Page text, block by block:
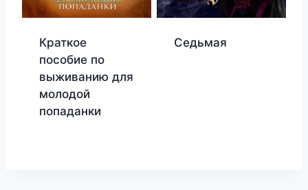
Краткое
пособие по
выживанию для
молодой
попаданки
Седьмая